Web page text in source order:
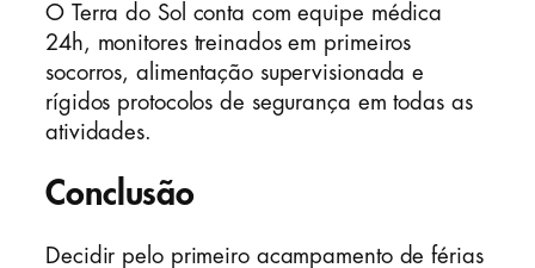
O Terra do Sol conta com equipe médica
24h, monitores treinados em primeiros
socorros, alimentação supervisionada e
rígidos protocolos de segurança em todas as
atividades.
Conclusão
Decidir pelo primeiro acampamento de férias